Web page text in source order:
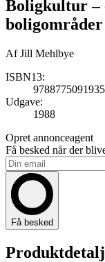
Boligkultur–
boligområder
AfJill Mehlbye
ISBN13:
9788775091935
Udgave:
1988
Opret annonceagent
Få besked når der
Få besked